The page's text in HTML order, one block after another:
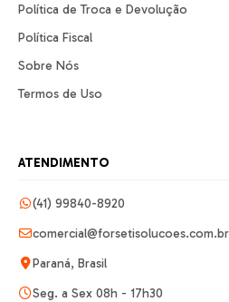
Política de Troca e Devolução
Política Fiscal
Sobre Nós
Termos de Uso
ATENDIMENTO
(41) 99840-8920
comercial@forsetisolucoes.com.br
Paraná, Brasil
Seg. a Sex 08h - 17h30